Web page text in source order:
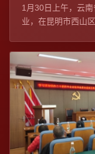
1月30日上午，云
业，在昆明市西山